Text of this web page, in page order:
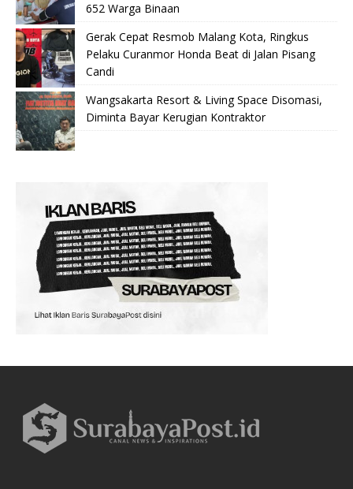
652 Warga Binaan
Gerak Cepat Resmob Malang Kota, Ringkus
Pelaku Curanmor Honda Beat di Jalan Pisang
Candi
Wangsakarta Resort & Living Space Disomasi,
Diminta Bayar Kerugian Kontraktor